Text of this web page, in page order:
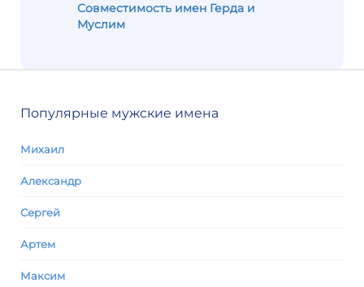
Совместимость имен Герда и
Муслим
Популярные мужские имена
Михаил
Александр
Сергей
Артем
Максим